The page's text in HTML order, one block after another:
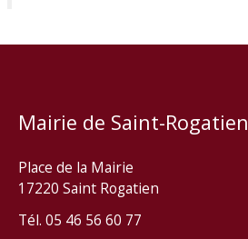
Mairie de Saint-Rogatien
Place de la Mairie
17220 Saint Rogatien
Tél. 05 46 56 60 77